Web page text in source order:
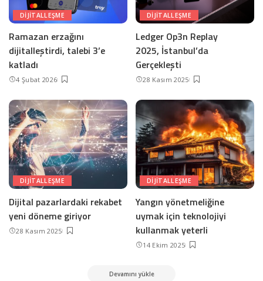
DIJITALLEŞME
Ramazan erzağını
dijitalleştirdi, talebi 3’e
katladı
4 Şubat 2026
DIJITALLEŞME
Ledger Op3n Replay
2025, İstanbul’da
Gerçekleşti
28 Kasım 2025
DIJITALLEŞME
Dijital pazarlardaki rekabet
yeni döneme giriyor
28 Kasım 2025
DIJITALLEŞME
Yangın yönetmeliğine
uymak için teknolojiyi
kullanmak yeterli
14 Ekim 2025
Devamını yükle